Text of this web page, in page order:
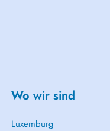
Wo wir sind
Luxemburg